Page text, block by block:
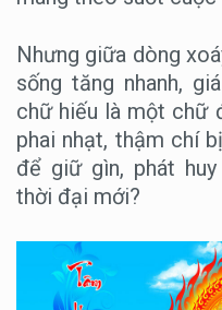
Nhưng giữa dòng
sống tăng nhanh,
chữ hiếu là một chữ
phai nhạt, thậm chí
để giữ gìn, phát
thời đại mới?